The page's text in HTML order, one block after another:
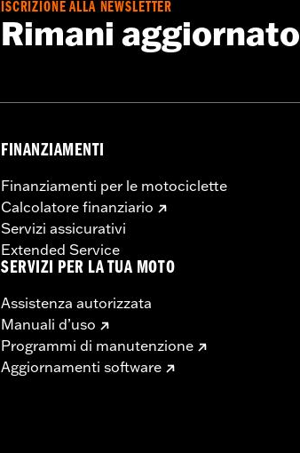
ISCRIZIONE ALLA NEWSLETTER
Rimani aggiornato
FINANZIAMENTI
Finanziamenti per le motociclette
Calcolatore finanziario
Servizi assicurativi
Extended Service
SERVIZI PER LA TUA MOTO
Assistenza autorizzata
Manuali d’uso
Programmi di manutenzione
Aggiornamenti software